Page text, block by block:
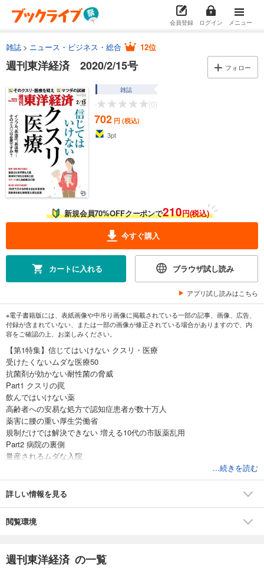
会員登録 ログイン メニュー
雑誌 ニュース・ビジネス・総合 12位
週刊東洋経済 2020/2/15号 フォロー
雑誌
- (0)
702 円 (税込)
3pt
新規会員70%OFFクーポンで210円(税込)
今すぐ購入
カートに入れる ブラウザ試し読み
アプリ試し読みはこちら
※電子書籍版には、表紙画像や中吊り画像に掲載されている一部の記事、画像、広告、
付録が含まれていない、または一部の画像が修正されている場合がありますので、内
容をご確認の上、お楽しみください。
【第1特集】信じてはいけない クスリ・医療
受けたくないムダな医療50
抗菌剤が効かない耐性菌の脅威
Part1 クスリの罠
飲んではいけない薬
高齢者への安易な処方で認知症患者が数十万人
薬害に腰の重い厚生労働省
規制だけでは解決できない 増える10代の市販薬乱用
Part2 病院の裏側
量産されるムダな入院
産婦人科医の過労、その危険な実態
県立病院で主導権争い勃発 医師不在に翻弄される町
った地獄
がん見逃し誤診に要注意
...続きを読む
詳しい情報を見る
閲覧環境
週刊東洋経済 の一覧